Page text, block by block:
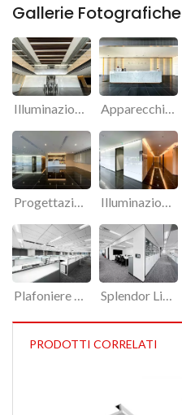
Gallerie Fotografiche
Illuminazione a LED personalizzata per il soffitto, destinata al progetto di illuminazione su misura della sede centrale di CTCI. Apparecchi di illuminazione personalizzati della linea Splendor per edifici commerciali di lusso.
Progettazione illuminotecnica completa del sistema di illuminazione per la sede centrale di CTCI. Illuminazione a LED indiretta a incasso a soffitto per corridoi e sale d'attesa.
Plafoniere a LED a risparmio energetico per uffici, dimensioni 1'x4' e 2'x2', ideali per edifici commerciali. Splendor LightingApparecchi di illuminazione per ufficio a risparmio energetico per gli uffici della sede centrale di CTCI.
PRODOTTI CORRELATI